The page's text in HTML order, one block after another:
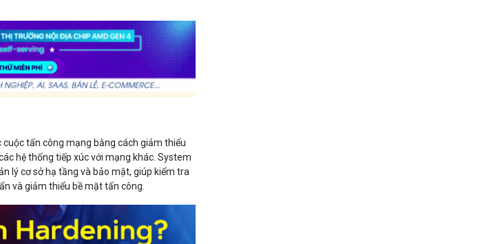
tấn công mạng bằng cách giảm thiểu
hệ thống tiếp xúc với mạng khác. System
lý cơ sở hạ tầng và bảo mật, giúp kiểm tra
và giảm thiểu bề mặt tấn công.